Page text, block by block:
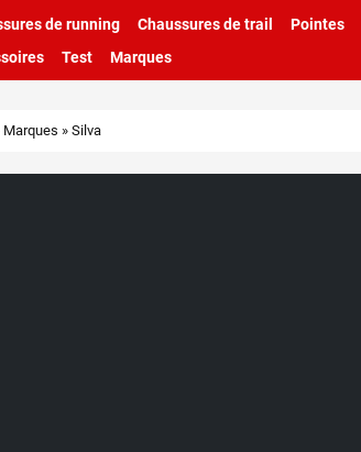
de running Chaussures de trail Pointes
Test Marques
Marques » Silva